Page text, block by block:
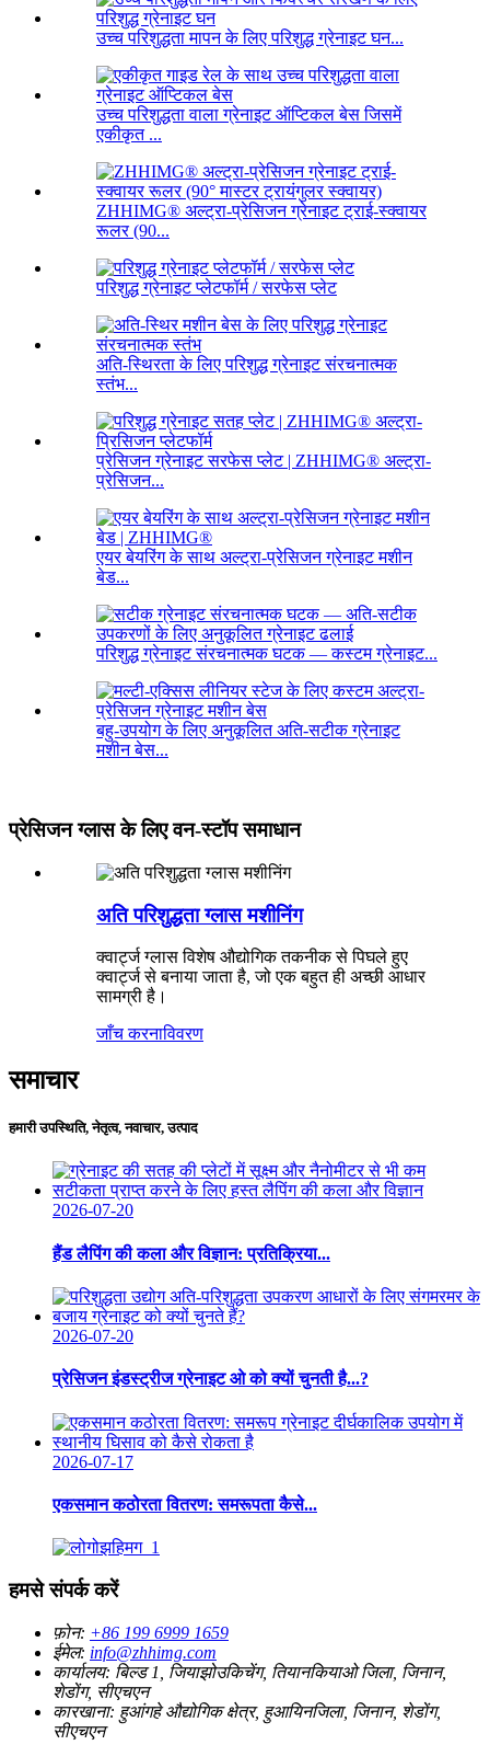
उच्च परिशुद्धता मापन के लिए परिशुद्ध ग्रेनाइट घन...
उच्च परिशुद्धता वाला ग्रेनाइट ऑप्टिकल बेस जिसमें
एकीकृत ...
ZHHIMG® अल्ट्रा-प्रेसिजन ग्रेनाइट ट्राई-स्क्वायर
रूलर (90...
परिशुद्ध ग्रेनाइट प्लेटफॉर्म / सरफेस प्लेट
अति-स्थिरता के लिए परिशुद्ध ग्रेनाइट संरचनात्मक
स्तंभ...
प्रेसिजन ग्रेनाइट सरफेस प्लेट | ZHHIMG® अल्ट्रा-
प्रेसिजन...
एयर बेयरिंग के साथ अल्ट्रा-प्रेसिजन ग्रेनाइट मशीन
बेड...
परिशुद्ध ग्रेनाइट संरचनात्मक घटक — कस्टम ग्रेनाइट...
बहु-उपयोग के लिए अनुकूलित अति-सटीक ग्रेनाइट
मशीन बेस...
प्रेसिजन ग्लास के लिए वन-स्टॉप समाधान
अति परिशुद्धता ग्लास मशीनिंग
क्वार्ट्ज ग्लास विशेष औद्योगिक तकनीक से पिघले हुए
क्वार्ट्ज से बनाया जाता है, जो एक बहुत ही अच्छी आधार
सामग्री है।
जाँच करनाविवरण
समाचार
हमारी उपस्थिति, नेतृत्व, नवाचार, उत्पाद
2026-07-20
हैंड लैपिंग की कला और विज्ञान: प्रतिक्रिया...
2026-07-20
प्रेसिजन इंडस्ट्रीज ग्रेनाइट ओ को क्यों चुनती है...?
2026-07-17
एकसमान कठोरता वितरण: समरूपता कैसे...
हमसे संपर्क करें
फ़ोन: +86 199 6999 1659
ईमेल: info@zhhimg.com
कार्यालय: बिल्ड 1, जियाझोउकिचेंग, तियानकियाओ जिला, जिनान,
शेडोंग, सीएचएन
कारखाना: हुआंगहे औद्योगिक क्षेत्र, हुआयिनजिला, जिनान, शेडोंग,
सीएचएन